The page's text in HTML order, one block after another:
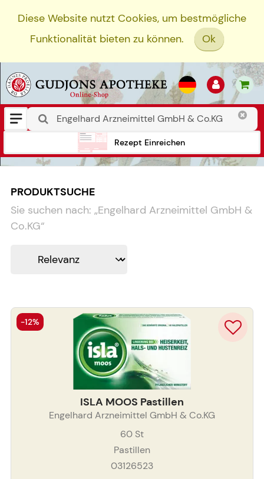
Diese Website nutzt Cookies, um bestmögliche
Funktionalität bieten zu können.
Ok
Rezept Einreichen
PRODUKTSUCHE
Sie suchen nach: „Engelhard Arzneimittel GmbH &
Co.KG“
ISLA MOOS Pastillen
Engelhard Arzneimittel GmbH & Co.KG
60 St
Pastillen
03126523
-12%